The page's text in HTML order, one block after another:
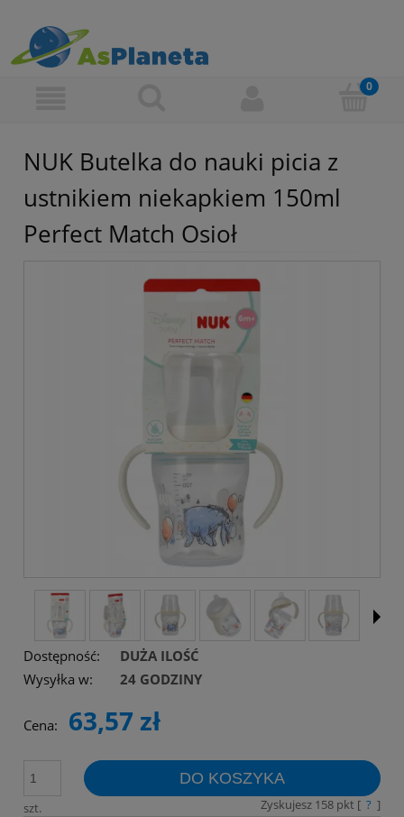
NUK Butelka do nauki picia z
ustnikiem niekapkiem 150ml
Perfect Match Osioł
Dostępność:
DUŻA ILOŚĆ
Wysyłka w:
24 GODZINY
Cena: 63,57 zł
szt.
DO KOSZYKA
Zyskujesz 158pkt [ ? ]